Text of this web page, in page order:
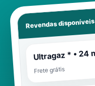
Revendas
Ultragaz * • 24
Frete grátis